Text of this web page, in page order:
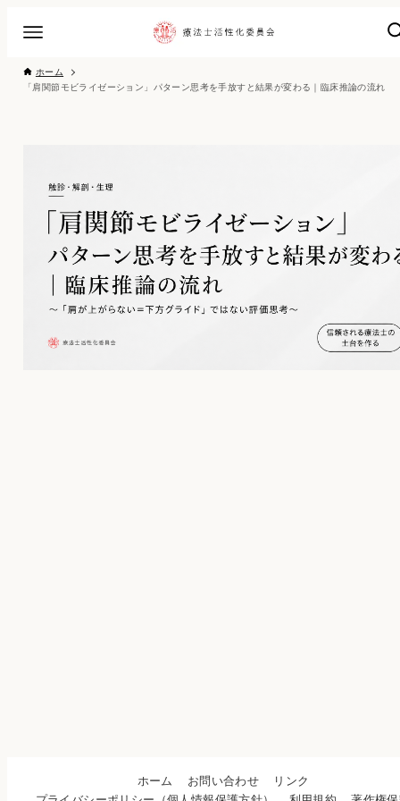
ホーム
「肩関節モビライゼーション」パターン思考を手放すと結果が変わる｜臨床推論の流れ
ホーム お問い合わせ
リンク